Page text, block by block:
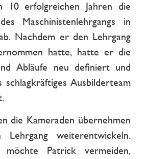
10 erfolgreichen Jahren die
Maschinistenlehrgangs in
Nachdem er den Lehrgang
hatte, hatte er die
Abläufe neu definiert und
schlagkräftiges Ausbilderteam
die Kameraden übernehmen
Lehrgang weiterentwickeln.
möchte Patrick vermeiden,